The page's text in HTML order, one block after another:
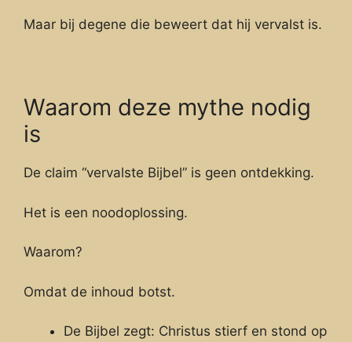
Maar bij degene die beweert dat hij vervalst is.
Waarom deze mythe nodig
is
De claim “vervalste Bijbel” is geen ontdekking.
Het is een noodoplossing.
Waarom?
Omdat de inhoud botst.
De Bijbel zegt: Christus stierf en stond op